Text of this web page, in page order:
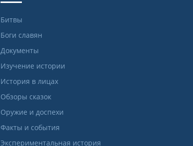
Битвы
Боги славян
Документы
Изучение истории
История в лицах
Обзоры сказок
Оружие и доспехи
Факты и события
Экспериментальная история